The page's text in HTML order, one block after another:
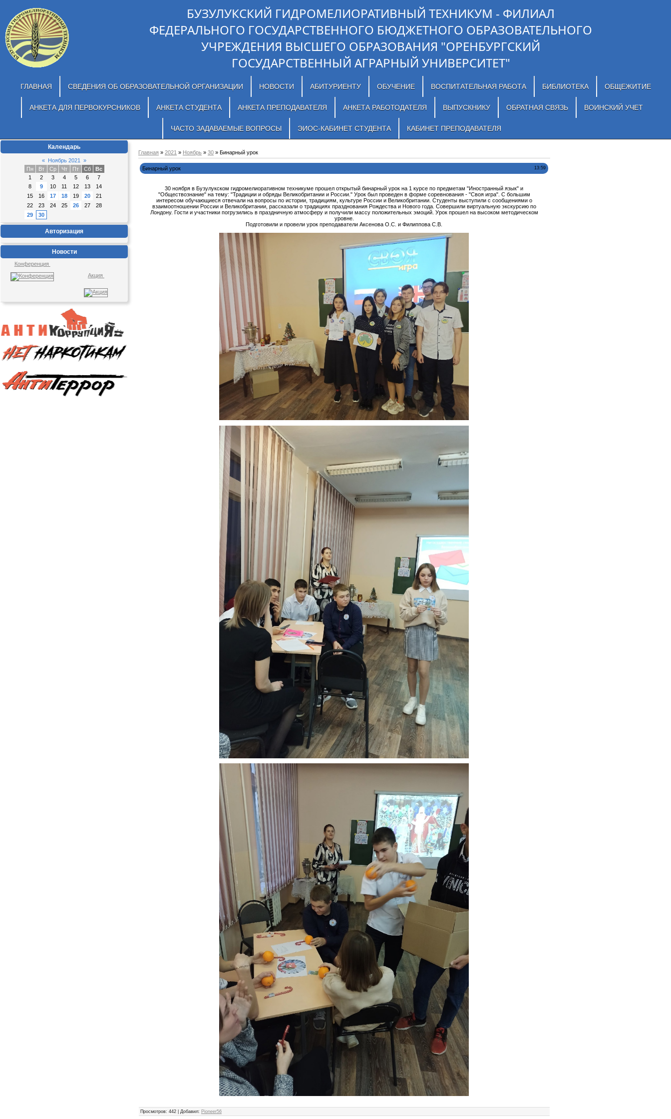
БУЗУЛУКСКИЙ ГИДРОМЕЛИОРАТИВНЫЙ ТЕХНИКУМ - ФИЛИАЛ
ФЕДЕРАЛЬНОГО ГОСУДАРСТВЕННОГО БЮДЖЕТНОГО ОБРАЗОВАТЕЛЬНОГО
УЧРЕЖДЕНИЯ ВЫСШЕГО ОБРАЗОВАНИЯ "ОРЕНБУРГСКИЙ
ГОСУДАРСТВЕННЫЙ АГРАРНЫЙ УНИВЕРСИТЕТ"
ГЛАВНАЯ СВЕДЕНИЯ ОБ ОБРАЗОВАТЕЛЬНОЙ ОРГАНИЗАЦИИ НОВОСТИ АБИТУРИЕНТУ ОБУЧЕНИЕ ВОСПИТАТЕЛЬНАЯ РАБОТА БИБЛИОТЕКА ОБЩЕЖИТИЕ
АНКЕТА ДЛЯ ПЕРВОКУРСНИКОВ АНКЕТА СТУДЕНТА АНКЕТА ПРЕПОДАВАТЕЛЯ АНКЕТА РАБОТОДАТЕЛЯ ВЫПУСКНИКУ ОБРАТНАЯ СВЯЗЬ ВОИНСКИЙ УЧЕТ
ЧАСТО ЗАДАВАЕМЫЕ ВОПРОСЫ ЭИОС-КАБИНЕТ СТУДЕНТА КАБИНЕТ ПРЕПОДАВАТЕЛЯ
Календарь
« Ноябрь 2021
»
Пн
Вт Ср Чт Пт Сб
Вс
1
2 3 4 5 6
7
8
9 10 11 12 13
14
15
16 17 18 19 20
21
22
23 24 25 26 27
28
29
30
Авторизация
Новости
Конференция
Акция
Главная » 2021 » Ноябрь » 30 » Бинарный урок
13:59
Бинарный урок
30 ноября в Бузулукском гидромелиоративном техникуме прошел открытый бинарный урок на 1 курсе по предметам "Иностранный язык" и
"Обществознание" на тему: "Традиции и обряды Великобритании и России." Урок был проведен в форме соревнования - "Своя игра". С большим
интересом обучающиеся отвечали на вопросы по истории, традициям, культуре России и Великобритании. Студенты выступили с сообщениями о
взаимоотношении России и Великобритании, рассказали о традициях празднования Рождества и Нового года. Совершили виртуальную экскурсию по
Лондону. Гости и участники погрузились в праздничную атмосферу и получили массу положительных эмоций. Урок прошел на высоком методическом
уровне.
Подготовили и провели урок преподаватели Аксенова О.С. и Филиппова С.В.
Просмотров: 442 | Добавил: Pioneer56